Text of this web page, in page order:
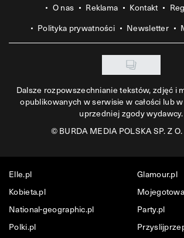
O nas Reklama Kontakt
Polityka prywatności
Newsletter
Dalsze rozpowszechnianie tekstów, zdjęć i
opublikowanych w serwisie w całości lub
uprzedniej zgody wydawcy.
©BURDA MEDIA POLSKA SP. Z
Elle.pl
Glamour.pl
Kobieta.pl
National-geographic.pl
Party.pl
Polki.pl